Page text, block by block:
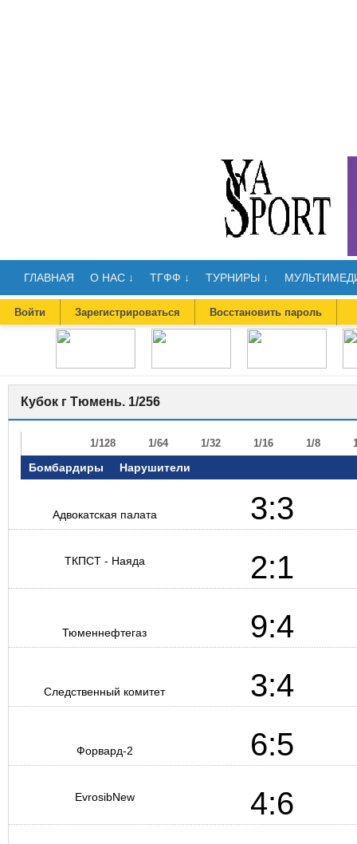
ГЛАВНАЯ О НАС ↓ ТГФФ ↓ ТУРНИРЫ ↓
Войти Зарегистрироваться Восстановить пароль
Кубок г Тюмень. 1/256
1/128 1/64 1/32 1/16 1/8
Бомбардиры Нарушители
Адвокатская палата 3:3
ТКПСТ - Наяда 2:1
Тюменнефтегаз 9:4
Следственный комитет 3:4
Форвард-2 6:5
EvrosibNew 4:6